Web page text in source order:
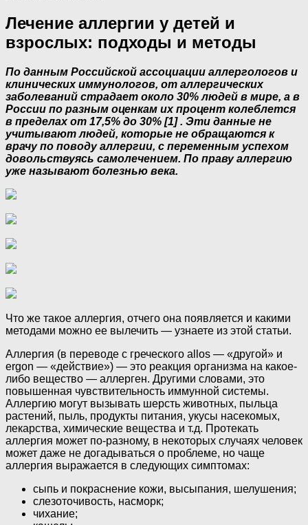
Лечение аллергии у детей и
взрослых: подходы и методы
По данным Российской ассоциации аллергологов и
клинических иммунологов, от аллергических
заболеваний страдает около 30% людей в мире, а в
России по разным оценкам их процент колеблется
в пределах от 17,5% до 30% [1] . Эти данные не
учитывают людей, которые не обращаются к
врачу по поводу аллергии, с переменным успехом
довольствуясь самолечением. По праву аллергию
уже называют болезнью века.
Что же такое аллергия, отчего она появляется и какими
методами можно ее вылечить — узнаете из этой статьи.
Аллергия (в переводе с греческого allos — «другой» и
ergon — «действие») — это реакция организма на какое-
либо вещество — аллерген. Другими словами, это
повышенная чувствительность иммунной системы.
Аллергию могут вызывать шерсть животных, пыльца
растений, пыль, продукты питания, укусы насекомых,
лекарства, химические вещества и т.д. Протекать
аллергия может по-разному, в некоторых случаях человек
может даже не догадываться о проблеме, но чаще
аллергия выражается в следующих симптомах:
сыпь и покраснение кожи, высыпания, шелушения;
слезоточивость, насморк;
чихание;